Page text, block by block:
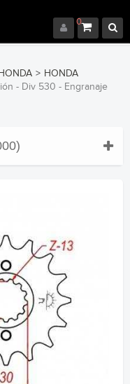
0
> HONDA
- Div 530 - Engranaje